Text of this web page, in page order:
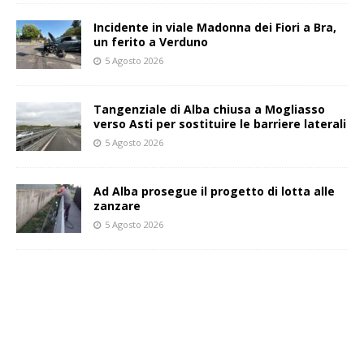
Incidente in viale Madonna dei Fiori a Bra,
un ferito a Verduno
5 Agosto 2026
Tangenziale di Alba chiusa a Mogliasso
verso Asti per sostituire le barriere laterali
5 Agosto 2026
Ad Alba prosegue il progetto di lotta alle
zanzare
5 Agosto 2026